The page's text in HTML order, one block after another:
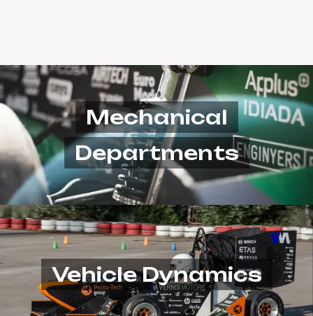
Mechanical
Departments
Vehicle Dynamics